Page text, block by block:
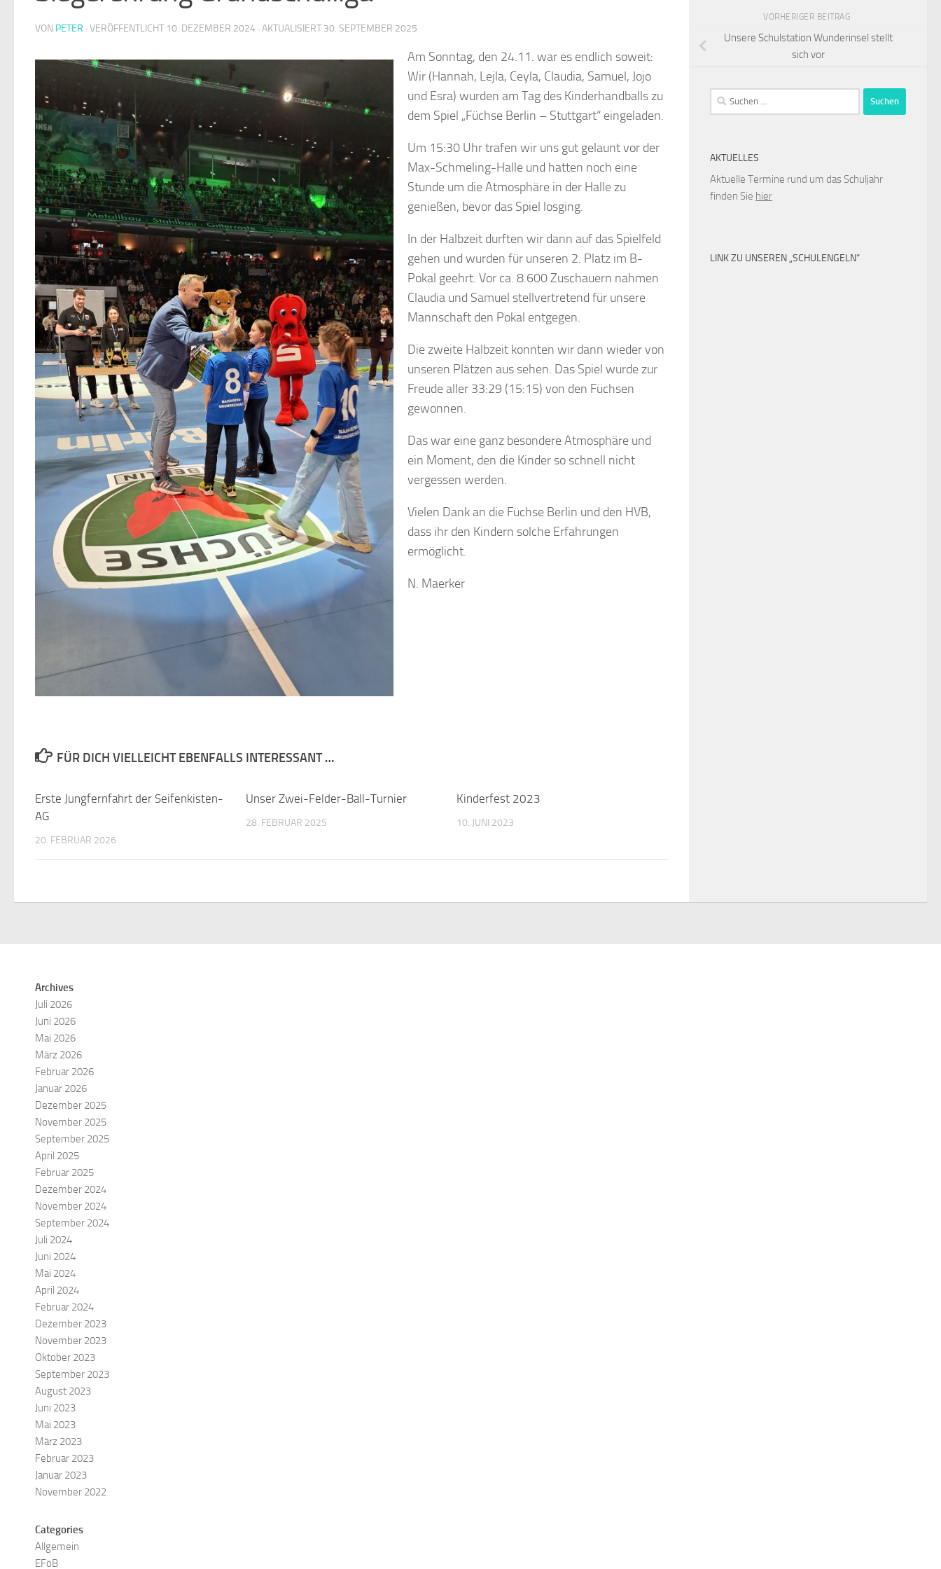
VON PETER · VERÖFFENTLICHT 10. DEZEMBER 2024 · AKTUALISIERT 30. SEPTEMBER 2025
Am Sonntag, den 24.11. war es endlich soweit:
Wir (Hannah, Lejla, Ceyla, Claudia, Samuel, Jojo
und Esra) wurden am Tag des Kinderhandballs zu
dem Spiel „Füchse Berlin – Stuttgart“ eingeladen.
Um 15:30 Uhr trafen wir uns gut gelaunt vor der
Max-Schmeling-Halle und hatten noch eine
Stunde um die Atmosphäre in der Halle zu
genießen, bevor das Spiel losging.
In der Halbzeit durften wir dann auf das Spielfeld
gehen und wurden für unseren 2. Platz im B-
Pokal geehrt. Vor ca. 8.600 Zuschauern nahmen
Claudia und Samuel stellvertretend für unsere
Mannschaft den Pokal entgegen.
Die zweite Halbzeit konnten wir dann wieder von
unseren Plätzen aus sehen. Das Spiel wurde zur
Freude aller 33:29 (15:15) von den Füchsen
gewonnen.
Das war eine ganz besondere Atmosphäre und
ein Moment, den die Kinder so schnell nicht
vergessen werden.
Vielen Dank an die Füchse Berlin und den HVB,
dass ihr den Kindern solche Erfahrungen
ermöglicht.
N. Maerker
FÜR DICH VIELLEICHT EBENFALLS INTERESSANT …
Erste Jungfernfahrt der Seifenkisten-
AG
20. FEBRUAR 2026
Unser Zwei-Felder-Ball-Turnier
28. FEBRUAR 2025
Kinderfest 2023
10. JUNI 2023
VORHERIGER BEITRAG
Unsere Schulstation Wunderinsel stellt
sich vor
Suchen
nach:
AKTUELLES
Aktuelle Termine rund um das Schuljahr
finden Sie hier
LINK ZU UNSEREN „SCHULENGELN“
Archives
Juli 2026
Juni 2026
Mai 2026
März 2026
Februar 2026
Januar 2026
Dezember 2025
November 2025
September 2025
April 2025
Februar 2025
Dezember 2024
November 2024
September 2024
Juli 2024
Juni 2024
Mai 2024
April 2024
Februar 2024
Dezember 2023
November 2023
Oktober 2023
September 2023
August 2023
Juni 2023
Mai 2023
März 2023
Februar 2023
Januar 2023
November 2022
Categories
Allgemein
EFöB